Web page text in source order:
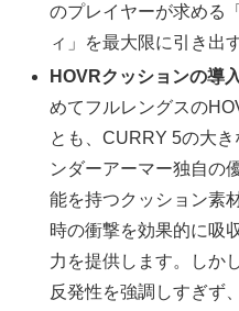
のプレイヤーが求める
ィ」を最大限に引き出
HOVRクッションの導
めてフルレングスの
とも、CURRY 5の大
ンダーアーマー独自の
能を持つクッション素
時の衝撃を効果的に吸
力を提供します。しか
反発性を強調しすぎず